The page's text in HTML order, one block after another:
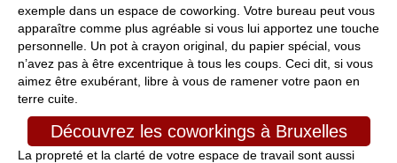
exemple dans un espace de coworking. Votre bureau peut vous
apparaître comme plus agréable si vous lui apportez une touche
personnelle. Un pot à crayon original, du papier spécial, vous
n’avez pas à être excentrique à tous les coups. Ceci dit, si vous
aimez être exubérant, libre à vous de ramener votre paon en
terre cuite.
Découvrez les coworkings à Bruxelles
La propreté et la clarté de votre espace de travail sont aussi